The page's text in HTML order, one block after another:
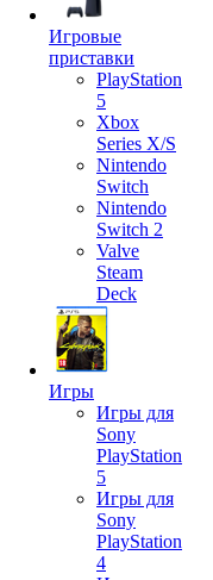
Игровые
приставки
PlayStation
5
Xbox
Series X/S
Nintendo
Switch
Nintendo
Switch 2
Valve
Steam
Deck
Игры
Игры для
Sony
PlayStation
5
Игры для
Sony
PlayStation
4